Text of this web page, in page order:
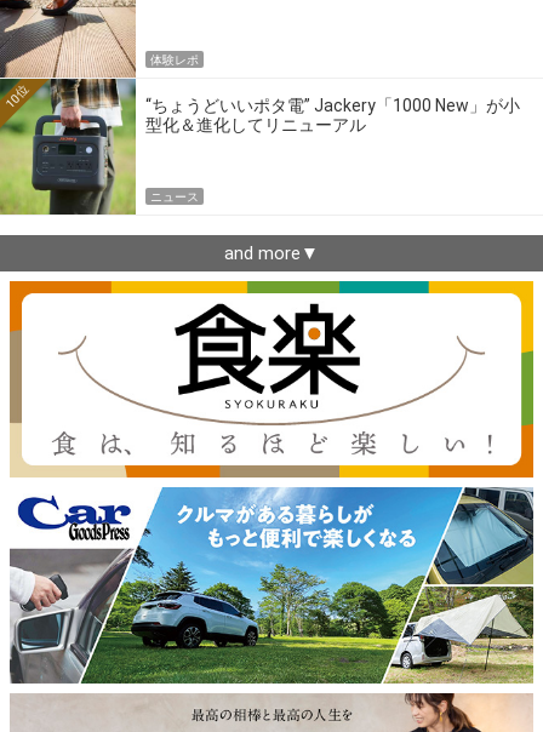
体験レポ
“ちょうどいいポタ電” Jackery「1000 New」が小
型化＆進化してリニューアル
10位
ニュース
and more▼